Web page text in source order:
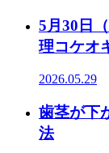
5月30日
理コケオ
2026.05.29
歯茎が下
法